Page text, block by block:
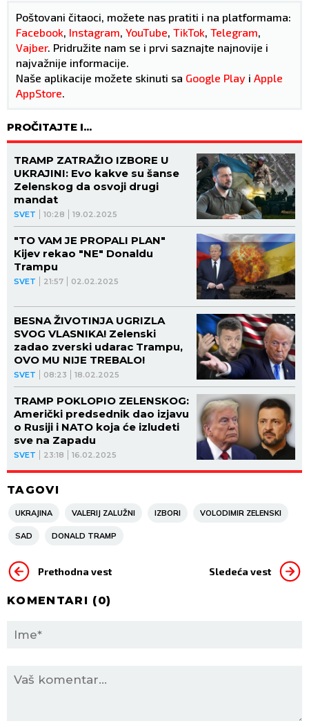
Poštovani čitaoci, možete nas pratiti i na platformama:
Facebook Instagram YouTube TikTok Telegram
Vajber. Pridružite nam se i prvi saznajte najnovije i
najvažnije informacije.
Naše aplikacije možete skinuti sa Google Play i Apple
AppStore
PROČITAJTE I...
SVET 10:28 19.02.2025
TRAMP ZATRAŽIO IZBORE U
UKRAJINI: Evo kakve su šanse
Zelenskog da osvoji drugi
mandat
SVET 21:57 02.02.2025
"TO VAM JE PROPALI PLAN"
Kijev rekao "NE" Donaldu
Trampu
SVET 08:23 18.02.2025
BESNA ŽIVOTINJA UGRIZLA
SVOG VLASNIKA! Zelenski
zadao zverski udarac Trampu,
OVO MU NIJE TREBALO!
SVET 23:18 16.02.2025
TRAMP POKLOPIO ZELENSKOG:
Američki predsednik dao izjavu
o Rusiji i NATO koja će izludeti
sve na Zapadu
TAGOVI
UKRAJINA VALERIJ ZALUŽNI IZBORI VOLODIMIR ZELENSKI
SAD DONALD TRAMP
Prethodna vest Sledeća vest
KOMENTARI (0)